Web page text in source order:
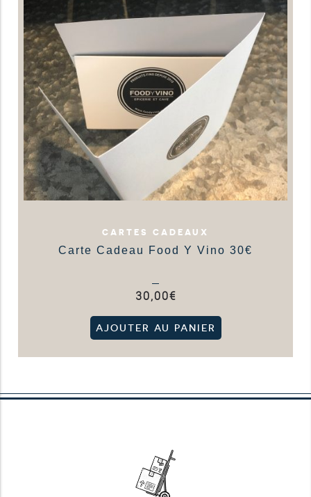
CARTES CADEAUX
Carte Cadeau Food Y Vino 30€
30,00€
AJOUTER AU PANIER